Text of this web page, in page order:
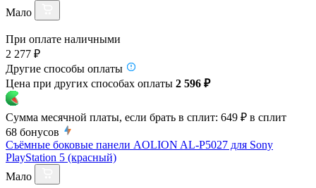
Мало
При оплате наличными
2 277 ₽
Другие способы оплаты
Цена при других способах оплаты 2 596 ₽
Сумма месячной платы, если брать в сплит: 649 ₽ в сплит
68 бонусов
Съёмные боковые панели AOLION AL-P5027 для Sony
PlayStation 5 (красный)
Мало